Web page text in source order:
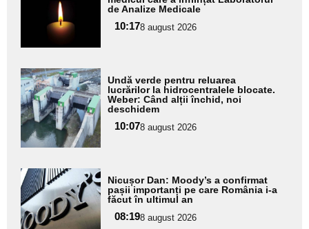
pentru
subtitlu
de Analize Medicale
10:178 august 2026
Adaugă
aici textul
pentru
subtitlu
Undă verde pentru reluarea
lucrărilor la hidrocentralele blocate.
Weber: Când alții închid, noi
deschidem
10:078 august 2026
Adaugă
aici textul
pentru
subtitlu
Nicușor Dan: Moody’s a confirmat
pașii importanți pe care România i-a
făcut în ultimul an
08:198 august 2026